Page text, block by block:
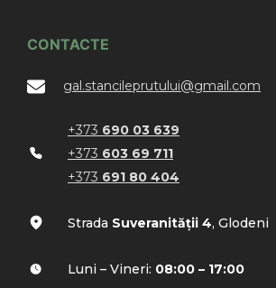
CONTACTE
gal.stancileprutului@gmail.com
+373 690 03 639
+373 603 69 711
+373 691 80 404
Strada Suveranității 4, Glodeni
Luni – Vineri: 08:00 – 17:00